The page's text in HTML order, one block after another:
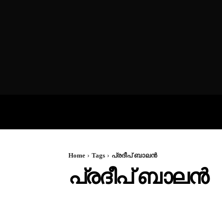
Home Tags പ്രദീപ് ബാലൻ
പ്രദീപ് ബാലൻ